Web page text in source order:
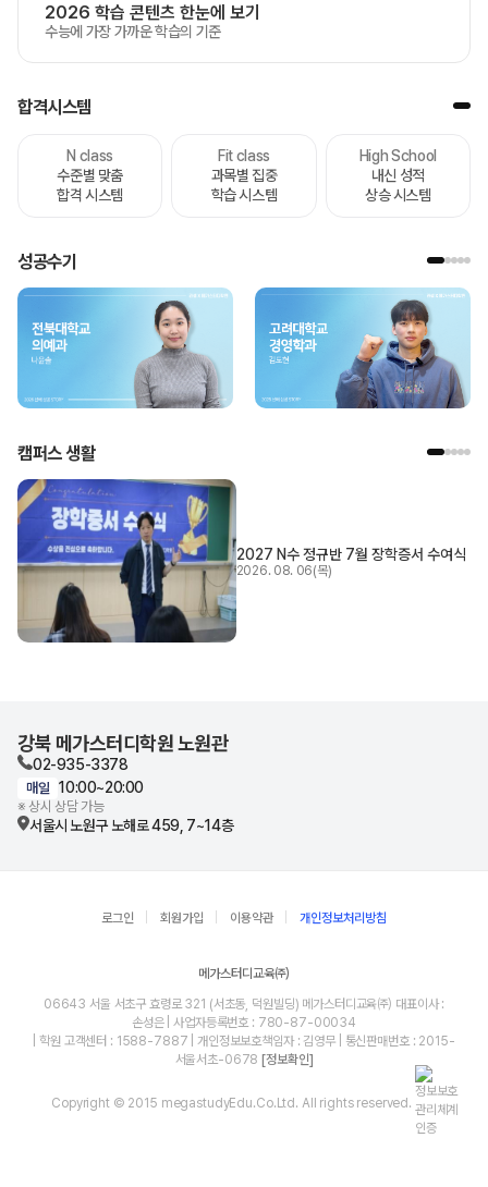
2026 학습 콘텐츠 한눈에 보기
수능에 가장 가까운 학습의 기준
합격시스템
N class
수준별 맞춤
합격 시스템
Fit class
과목별 집중
학습 시스템
High School
내신 성적
상승 시스템
성공수기
캠퍼스 생활
2027 N수 정규반 7월 장학증서 수여식
2026. 08. 06(목)
강북 메가스터디학원 노원관
02-935-3378
매일 10:00~20:00
※ 상시 상담 가능
서울시 노원구 노해로 459, 7~14층
로그인 회원가입 이용약관 개인정보처리방침
메가스터디교육㈜
06643 서울 서초구 효령로 321 (서초동, 덕원빌딩) 메가스터디교육㈜ 대표이사 :
손성은 | 사업자등록번호 : 780-87-00034
| 학원 고객센터 : 1588-7887 | 개인정보보호책임자 : 김영무 | 통신판매번호 : 2015-
서울서초-0678 [정보확인]
Copyright © 2015 megastudyEdu.Co.Ltd. All rights reserved.